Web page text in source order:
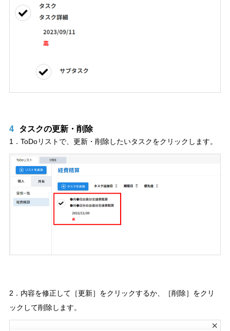
4 タスクの更新・削除
1．ToDoリストで、更新・削除したいタスクをクリックします。
2．内容を修正して［更新］をクリックするか、［削除］をクリ
ックして削除します。